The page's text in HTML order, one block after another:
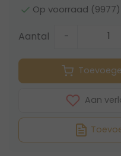
Op voorraad (9977)
Aantal -
Aan